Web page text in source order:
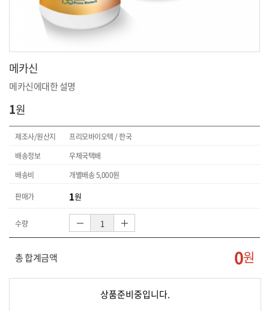
메카신
메카신에대한 설명
1원
제조사/원산지
프리모바이오텍 / 한국
배송정보
우체국택배
배송비
개별배송5,000원
판매가
1원
수량
총 합계금액 0원